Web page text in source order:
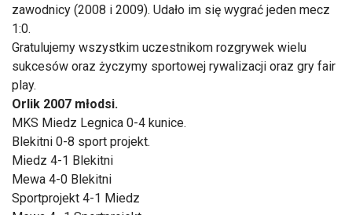
zawodnicy (2008 i 2009). Udało im się wygrać jeden mecz
1:0.
Gratulujemy wszystkim uczestnikom rozgrywek wielu
sukcesów oraz życzymy sportowej rywalizacji oraz gry fair
play.
Orlik 2007 młodsi.
MKS Miedz Legnica 0-4 kunice.
Blekitni 0-8 sport projekt.
Miedz 4-1 Blekitni
Mewa 4-0 Blekitni
Sportprojekt 4-1 Miedz